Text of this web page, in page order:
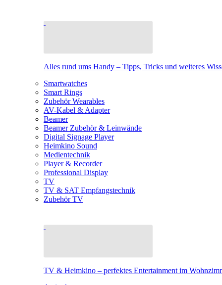
Alles rund ums Handy – Tipps, Tricks und weiteres
Smartwatches
Smart Rings
Zubehör Wearables
AV-Kabel & Adapter
Beamer
Beamer Zubehör & Leinwände
Digital Signage Player
Heimkino Sound
Medientechnik
Player & Recorder
Professional Display
TV
TV & SAT Empfangstechnik
Zubehör TV
TV & Heimkino – perfektes Entertainment im